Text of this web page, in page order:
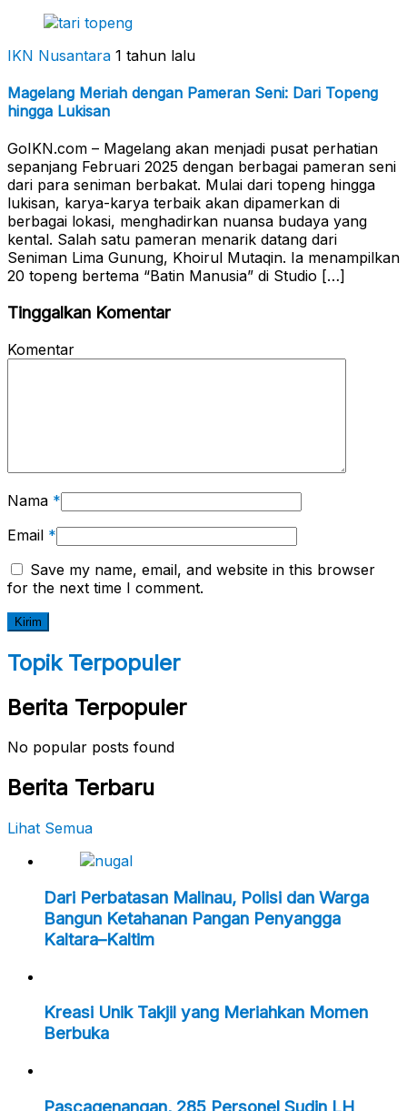
IKN Nusantara 1 tahun lalu
Magelang Meriah dengan Pameran Seni: Dari Topeng
hingga Lukisan
GoIKN.com – Magelang akan menjadi pusat perhatian
sepanjang Februari 2025 dengan berbagai pameran seni
dari para seniman berbakat. Mulai dari topeng hingga
lukisan, karya-karya terbaik akan dipamerkan di
berbagai lokasi, menghadirkan nuansa budaya yang
kental. Salah satu pameran menarik datang dari
Seniman Lima Gunung, Khoirul Mutaqin. Ia menampilkan
20 topeng bertema “Batin Manusia” di Studio […]
Tinggalkan Komentar
Komentar
Nama *
Email *
Save my name, email, and website in this browser
for the next time I comment.
Topik Terpopuler
Berita Terpopuler
No popular posts found
Berita Terbaru
Lihat Semua
Dari Perbatasan Malinau, Polisi dan Warga
Bangun Ketahanan Pangan Penyangga
Kaltara–Kaltim
Kreasi Unik Takjil yang Meriahkan Momen
Berbuka
Pascagenangan, 285 Personel Sudin LH